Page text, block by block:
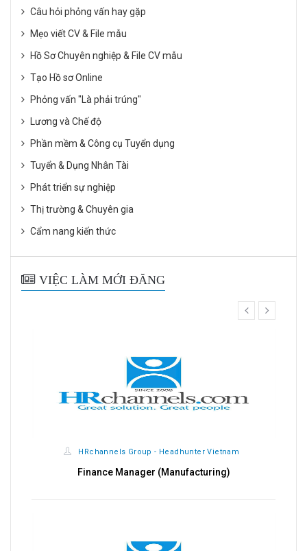
Câu hỏi phỏng vấn hay gặp
Mẹo viết CV & File mẫu
Hồ Sơ Chuyên nghiệp & File CV mẫu
Tạo Hồ sơ Online
Phỏng vấn "Là phải trúng"
Lương và Chế độ
Phần mềm & Công cụ Tuyển dụng
Tuyển & Dụng Nhân Tài
Phát triển sự nghiệp
Thị trường & Chuyên gia
Cẩm nang kiến thức
VIỆC LÀM MỚI ĐĂNG
HRchannels Group - Headhunter Vietnam
Quality Manager (Electrical)
prev